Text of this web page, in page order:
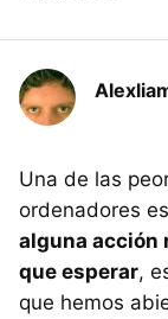
Una de las
ordenadores
alguna acción
que esperar,
que hemos